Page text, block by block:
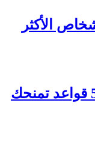
الأكثر
لست مشغولًا كما تظن.. 5 قواعد تمنحك